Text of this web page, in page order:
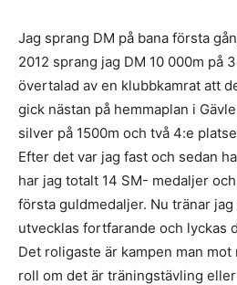
Jag sprang DM på bana första
2012 sprang jag DM 10 000m på
övertalad av en klubbkamrat att
gick nästan på hemmaplan i
silver på 1500m och två 4:e
Efter det var jag fast och sedan
har jag totalt 14 SM- medaljer
första guldmedaljer. Nu tränar
utvecklas fortfarande och lyckas
Det roligaste är kampen man
roll om det är träningstävling eller